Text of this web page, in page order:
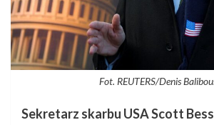
Fot. REUTERS/Denis
Sekretarz skarbu USA Scott